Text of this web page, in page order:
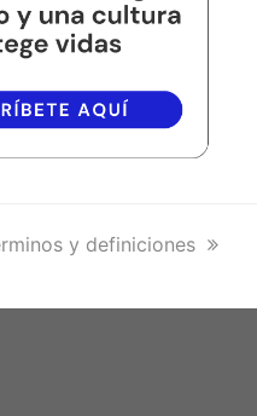
y definiciones